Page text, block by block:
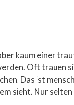
kaum einer
Oft trauen
Das ist
sieht. Nur